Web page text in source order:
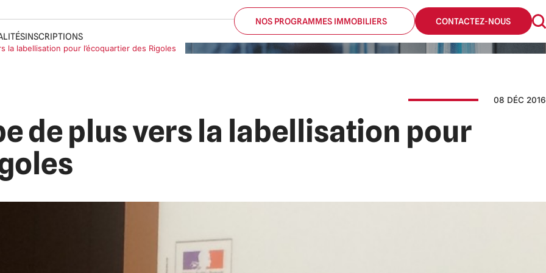
INSCRIPTIONS
la labellisation pour l’écoquartier des Rigoles
08 DÉC 2016
de plus vers la labellisation pour